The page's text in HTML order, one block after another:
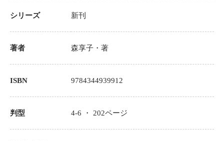
シリーズ 新刊
著者 森享子 ・著
ISBN 9784344939912
判型 4-6 ・ 202ページ